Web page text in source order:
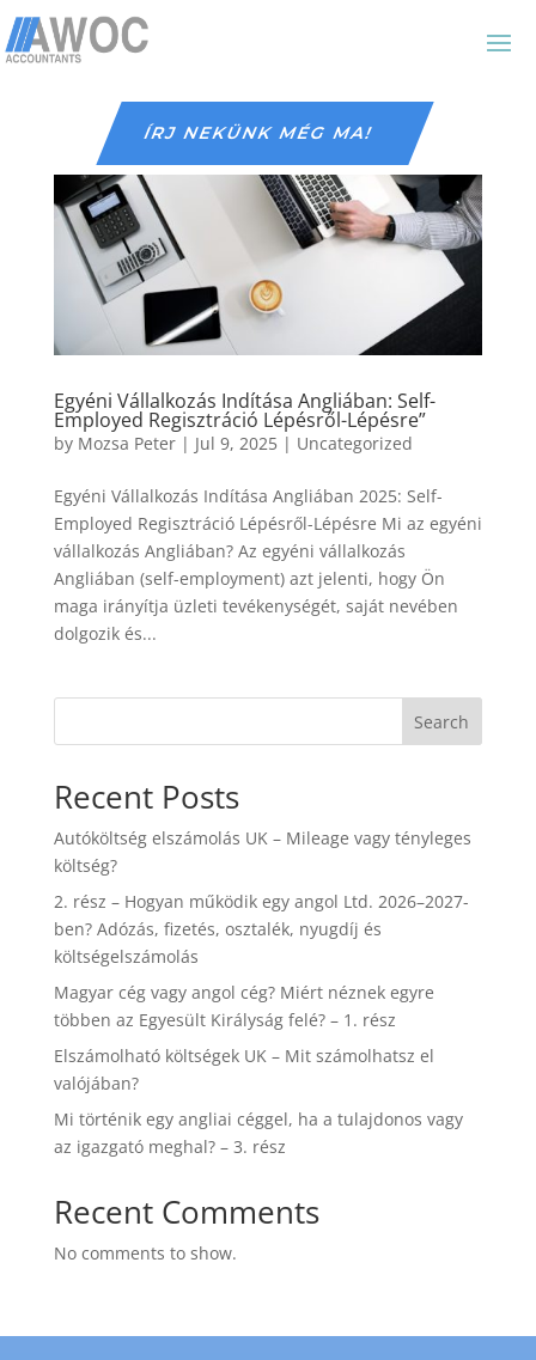
ÍRJ NEKÜNK MÉG MA!
Egyéni Vállalkozás Indítása Angliában: Self-
Employed Regisztráció Lépésről-Lépésre”
by Mozsa Peter| Jul 9, 2025| Uncategorized
Egyéni Vállalkozás Indítása Angliában 2025: Self-
Employed Regisztráció Lépésről-Lépésre Mi az egyéni
vállalkozás Angliában? Az egyéni vállalkozás
Angliában (self-employment) azt jelenti, hogy Ön
maga irányítja üzleti tevékenységét, saját nevében
dolgozik és...
Search
Recent Posts
Autóköltség elszámolás UK – Mileage vagy tényleges
költség?
2. rész – Hogyan működik egy angol Ltd. 2026–2027-
ben? Adózás, fizetés, osztalék, nyugdíj és
költségelszámolás
Magyar cég vagy angol cég? Miért néznek egyre
többen az Egyesült Királyság felé? – 1. rész
Elszámolható költségek UK – Mit számolhatsz el
valójában?
Mi történik egy angliai céggel, ha a tulajdonos vagy
az igazgató meghal? – 3. rész
Recent Comments
No comments to show.